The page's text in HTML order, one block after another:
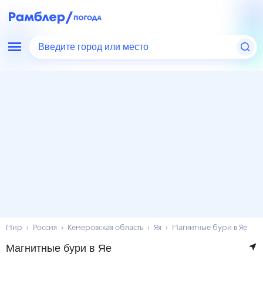
Введите город или место
Мир Россия Кемеровская область Яя Магнитные бури в Яе
Магнитные бури в Яе